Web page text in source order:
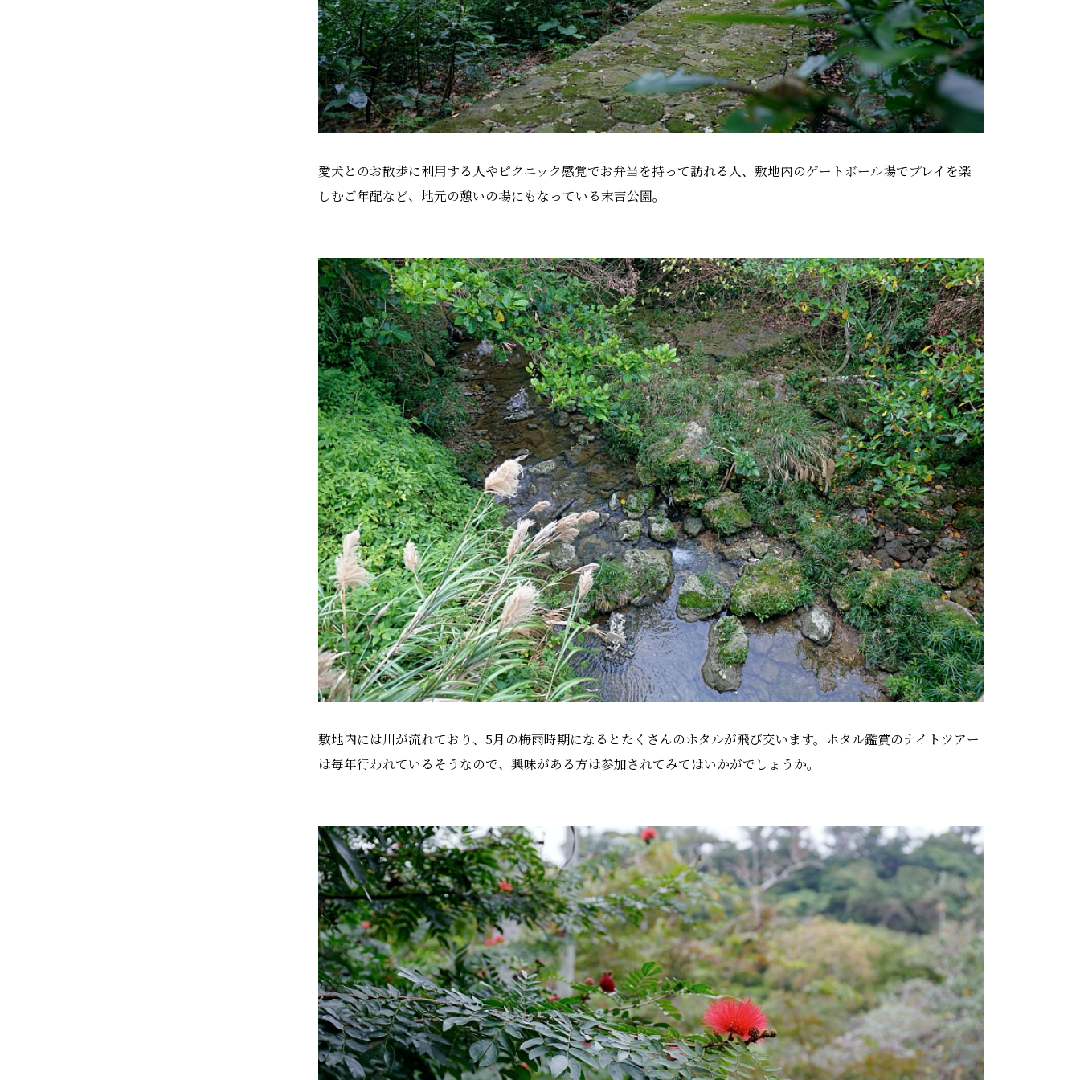
愛犬とのお散歩に利用する人やピクニック感覚でお弁当を持って訪れる人、敷地内のゲートボール場でプレイを楽
しむご年配など、地元の憩いの場にもなっている末吉公園。
敷地内には川が流れており、5月の梅雨時期になるとたくさんのホタルが飛び交います。ホタル鑑賞のナイトツアー
は毎年行われているそうなので、興味がある方は参加されてみてはいかがでしょうか。